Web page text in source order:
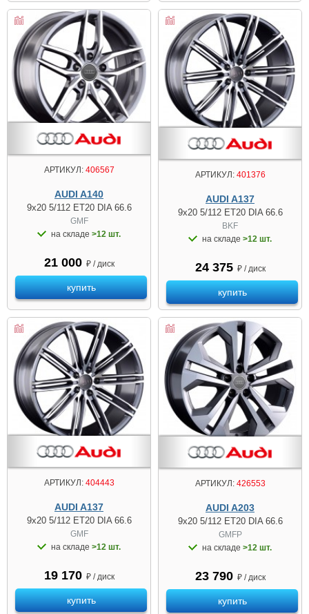
АРТИКУЛ:406567
AUDI A140
9x20 5/112 ET20 DIA 66.6
GMF
на складе >12 шт.
21 000 ₽ / диск
купить
АРТИКУЛ:401376
AUDI A137
9x20 5/112 ET20 DIA 66.6
BKF
на складе >12 шт.
24 375 ₽ / диск
купить
АРТИКУЛ:404443
AUDI A137
9x20 5/112 ET20 DIA 66.6
GMF
на складе >12 шт.
19 170 ₽ / диск
купить
АРТИКУЛ:426553
AUDI A203
9x20 5/112 ET20 DIA 66.6
GMFP
на складе >12 шт.
23 790 ₽ / диск
купить